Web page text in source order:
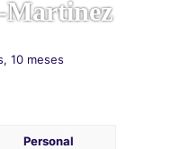
10 meses
Personal